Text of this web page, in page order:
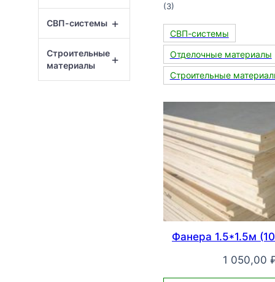
+
СВП-системы
+
Строительные
материалы
(3)
СВП-системы
Отделочные материалы
Строительные
Фанера 1.5*1.5м
1 050,00